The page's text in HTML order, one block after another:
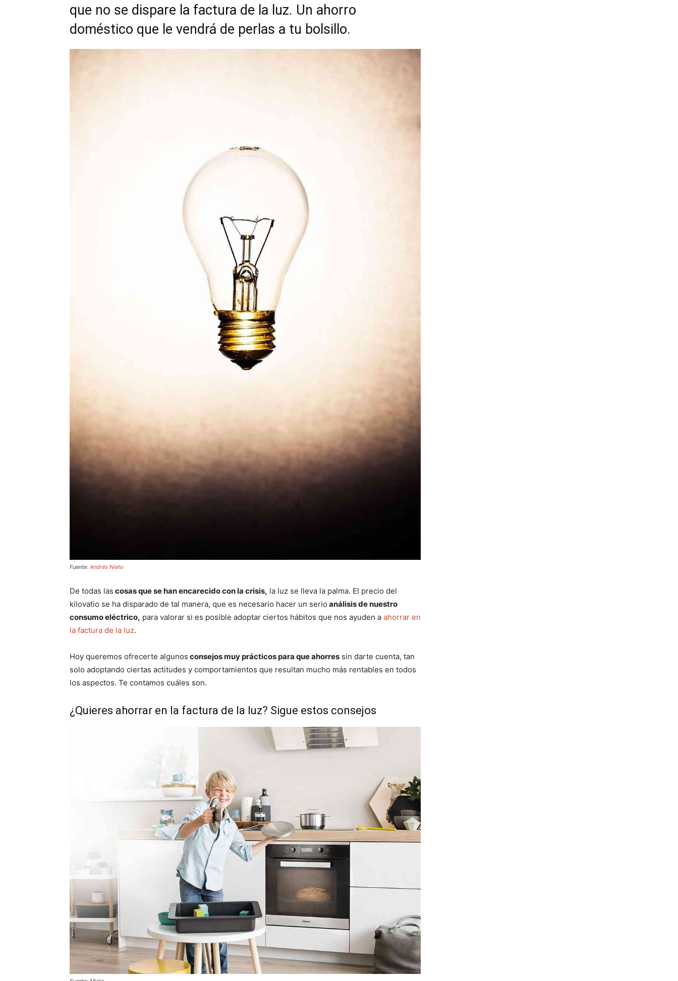
que no se dispare la factura de la luz. Un ahorro
doméstico que le vendrá de perlas a tu bolsillo.
Fuente: Andrés Nieto
De todas las cosas que se han encarecido con la crisis, la luz se lleva la palma. El precio del
kilovatio se ha disparado de tal manera, que es necesario hacer un serio análisis de nuestro
consumo eléctrico, para valorar si es posible adoptar ciertos hábitos que nos ayuden a ahorrar en
la factura de la luz.
Hoy queremos ofrecerte algunos consejos muy prácticos para que ahorres sin darte cuenta, tan
solo adoptando ciertas actitudes y comportamientos que resultan mucho más rentables en todos
los aspectos. Te contamos cuáles son.
¿Quieres ahorrar en la factura de la luz? Sigue estos consejos